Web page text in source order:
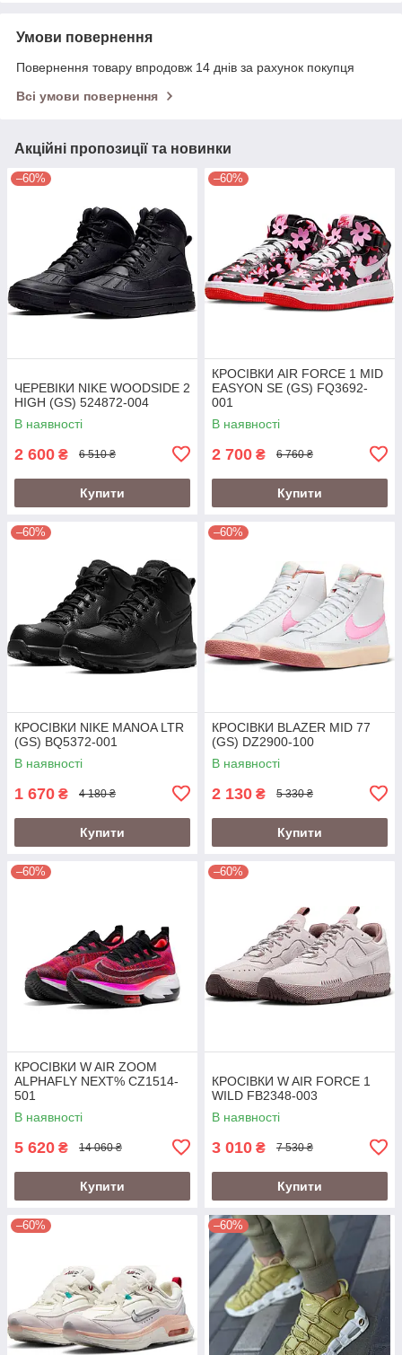
Умови повернення
Повернення товару впродовж 14 днів за рахунок покупця
Всі умови повернення
Акційні пропозиції та новинки
–60%
ЧЕРЕВІКИ NIKE WOODSIDE 2
HIGH (GS) 524872-004
В наявності
2 600 ₴ 6 510 ₴
Купити
–60%
КРОСІВКИ AIR FORCE 1 MID
EASYON SE (GS) FQ3692-
001
В наявності
2 700 ₴ 6 760 ₴
Купити
–60%
КРОСІВКИ NIKE MANOA LTR
(GS) BQ5372-001
В наявності
1 670 ₴ 4 180 ₴
Купити
–60%
КРОСІВКИ BLAZER MID 77
(GS) DZ2900-100
В наявності
2 130 ₴ 5 330 ₴
Купити
–60%
КРОСІВКИ W AIR ZOOM
ALPHAFLY NEXT% CZ1514-
501
В наявності
5 620 ₴ 14 060 ₴
Купити
–60%
КРОСІВКИ W AIR FORCE 1
WILD FB2348-003
В наявності
3 010 ₴ 7 530 ₴
Купити
–60% –60%